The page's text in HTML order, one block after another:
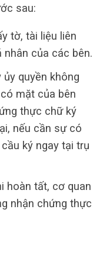
sau:
tờ, tài liệu liên
của các bên.
ủy quyền không
mặt của bên
thực chữ ký
nếu cần sự có
ký ngay tại trụ
hoàn tất, cơ quan
nhận chứng thực